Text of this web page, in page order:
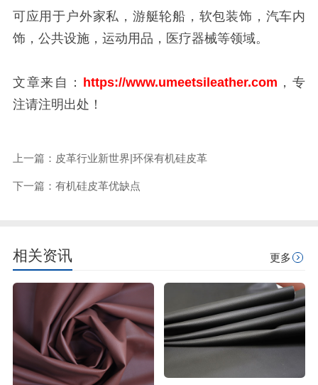
可应用于户外家私，游艇轮船，软包装饰，汽车内
饰，公共设施，运动用品，医疗器械等领域。
文章来自： https://www.umeetsileather.com ，专
注请注明出处！
上一篇：皮革行业新世界|环保有机硅皮革
下一篇：有机硅皮革优缺点
相关资讯 更多